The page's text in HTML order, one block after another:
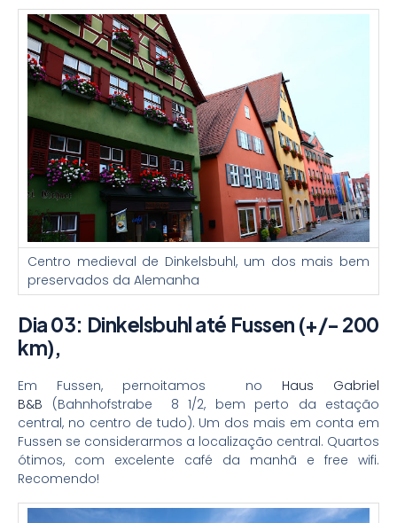
Centro medieval de Dinkelsbuhl, um dos mais bem
preservados da Alemanha
Dia 03: Dinkelsbuhl até Fussen (+/- 200
km),
Em Fussen, pernoitamos no Haus Gabriel
B&B (Bahnhofstrabe 8 1/2, bem perto da estação
central, no centro de tudo). Um dos mais em conta em
Fussen se considerarmos a localização central. Quartos
ótimos, com excelente café da manhã e free wifi.
Recomendo!